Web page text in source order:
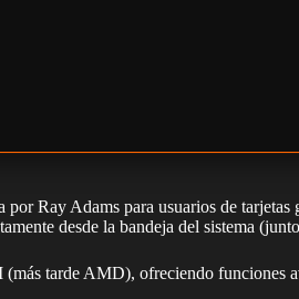
por Ray Adams para usuarios de
desde la bandeja del sistema
tarde AMD), ofreciendo funciones